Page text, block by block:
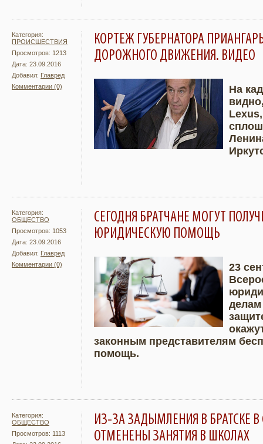
Категория:
ПРОИСШЕСТВИЯ
Просмотров: 1213
Дата: 23.09.2016
Добавил: Главред
Комментарии (0)
КОРТЕЖ ГУБЕРНАТОРА
ДОРОЖНОГО ДВИЖЕНИЯ. ВИДЕО
Подробнее
На
Категория:
ОБЩЕСТВО
Просмотров: 1053
Дата: 23.09.2016
Добавил: Главред
Комментарии (0)
СЕГОДНЯ БРАТЧАНЕ МОГУТ
ЮРИДИЧЕСКУЮ ПОМОЩЬ
Подробнее
23
законным представителям
помощь.
Категория:
ОБЩЕСТВО
Просмотров: 1113
ИЗ-ЗА ЗАДЫМЛЕНИЯ В БРАТСКЕ В
ОТМЕНЕНЫ ЗАНЯТИЯ В ШКОЛАХ